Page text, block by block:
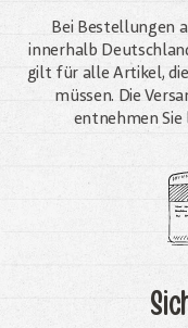
Bei Bestellungen
innerhalb
gilt für alle Artikel,
müssen. Die
entnehmen